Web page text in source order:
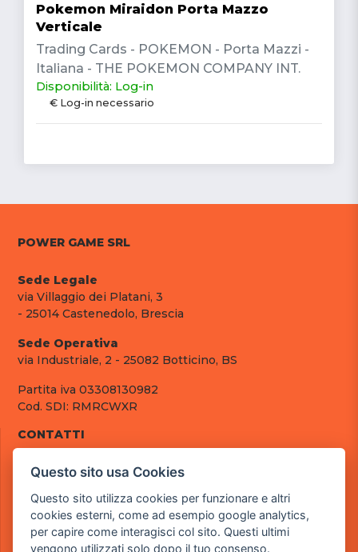
Pokemon Miraidon Porta Mazzo
Verticale
Trading Cards - POKEMON - Porta Mazzi -
Italiana - THE POKEMON COMPANY INT.
Disponibilità: Log-in
€ Log-in necessario
POWER GAME SRL
Sede Legale
via Villaggio dei Platani, 3
- 25014 Castenedolo, Brescia
Sede Operativa
via Industriale, 2 - 25082 Botticino, BS
Partita iva 03308130982
Cod. SDI: RMRCWXR
CONTATTI
tel.: +39 030 376 2377
pec: powergamesrl@legalmail.it
LINK UTILI
Questo sito usa Cookies
Questo sito utilizza cookies per funzionare e altri
cookies esterni, come ad esempio google analytics,
per capire come interagisci col sito. Questi ultimi
vengono utilizzati solo dopo il tuo consenso.